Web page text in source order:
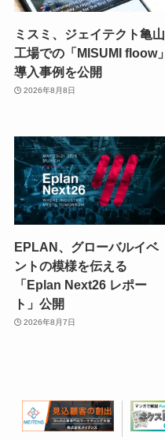
ミスミ、ジェイテクト亀山
工場での「MISUMI floow」
導入事例を公開
2026年8月8日
EPLAN、グローバルイベ
ントの模様を伝える
「Eplan Next26 レポー
ト」公開
2026年8月7日